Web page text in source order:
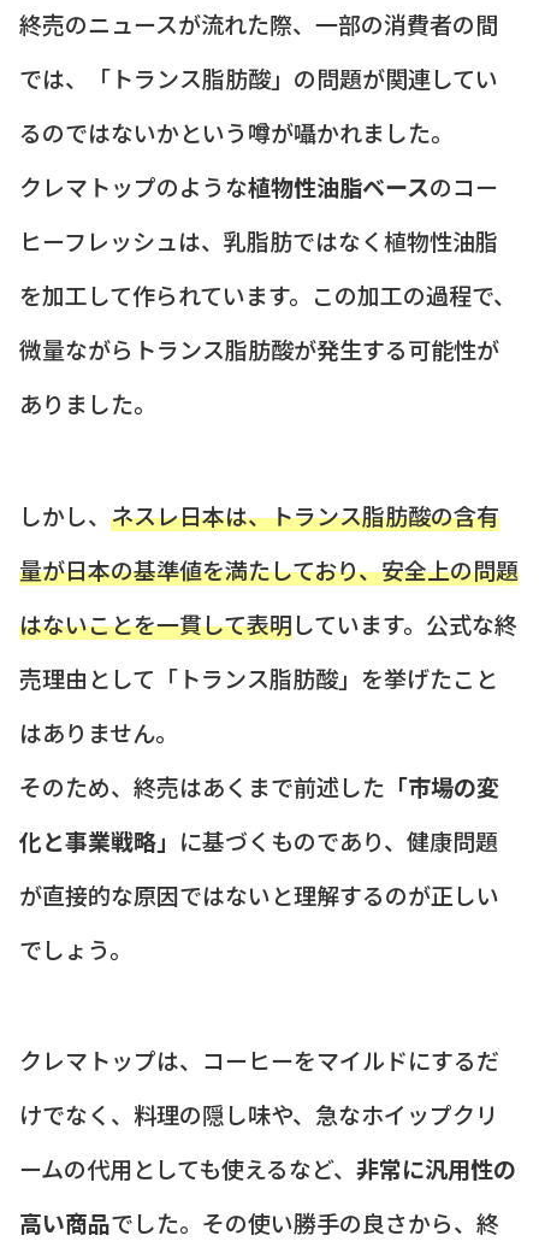
終売のニュースが流れた際、一部の消費者の間
では、「トランス脂肪酸」の問題が関連してい
るのではないかという噂が囁かれました。
クレマトップのような植物性油脂ベースのコー
ヒーフレッシュは、乳脂肪ではなく植物性油脂
を加工して作られています。この加工の過程で、
微量ながらトランス脂肪酸が発生する可能性が
ありました。
しかし、 ネスレ日本は、トランス脂肪酸の含有
量が日本の基準値を満たしており、安全上の問題
はないことを一貫して表明しています。公式な終
売理由として「トランス脂肪酸」を挙げたこと
はありません。
そのため、終売はあくまで前述した 「市場の変
化と事業戦略」 に基づくものであり、健康問題
が直接的な原因ではないと理解するのが正しい
でしょう。
クレマトップは、コーヒーをマイルドにするだ
けでなく、料理の隠し味や、急なホイップクリ
ームの代用としても使えるなど、 非常に汎用性の
高い商品でした。その使い勝手の良さから、終